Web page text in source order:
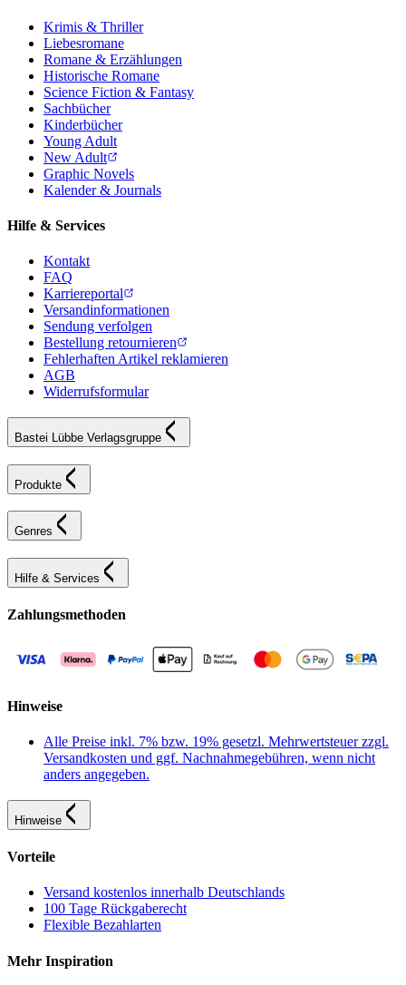
Krimis & Thriller
Liebesromane
Romane & Erzählungen
Historische Romane
Science Fiction & Fantasy
Sachbücher
Kinderbücher
Young Adult
New Adult
Graphic Novels
Kalender & Journals
Hilfe & Services
Kontakt
FAQ
Karriereportal
Versandinformationen
Sendung verfolgen
Bestellung retournieren
Fehlerhaften Artikel reklamieren
AGB
Widerrufsformular
Bastei Lübbe Verlagsgruppe
Produkte
Genres
Hilfe & Services
Zahlungsmethoden
Hinweise
Alle Preise inkl. 7% bzw. 19% gesetzl. Mehrwertsteuer zzgl.
Versandkosten und ggf. Nachnahmegebühren, wenn nicht
anders angegeben.
Hinweise
Vorteile
Versand kostenlos innerhalb Deutschlands
100 Tage Rückgaberecht
Flexible Bezahlarten
Mehr Inspiration